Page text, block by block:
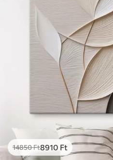
14850Ft8910 Ft